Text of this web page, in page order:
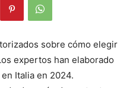
sobre cómo elegir
expertos han elaborado
Italia en 2024.